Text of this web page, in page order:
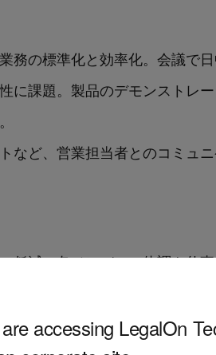
accessing LegalOn
務の標準化と効率化。会議で
に課題。製品のデモンストレ
など、営業担当者とのコミュニ
低減。各メンバーの体調や仕
心感。
効率が向上。新規の商品・サ